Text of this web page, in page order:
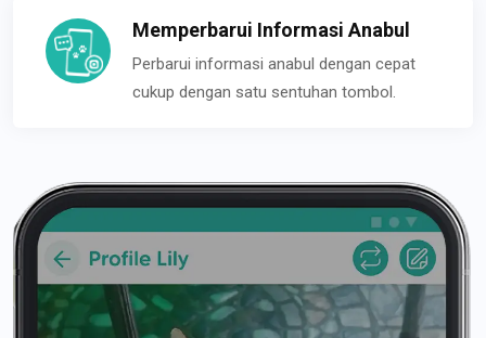
Memperbarui Informasi Anabul
Perbarui informasi anabul dengan cepat
cukup dengan satu sentuhan tombol.